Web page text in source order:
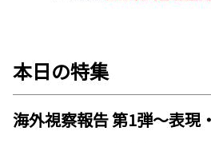
本日の特集
海外視察報告 第1弾～表現